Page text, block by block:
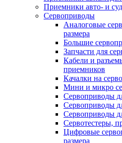
Приемники авто- и
Сервоприводы
Аналоговые
размера
Большие
Запчасти для
Кабели и
приемников
Качалки на
Мини и микро
Сервоприводы
Сервоприводы
Сервоприводы
Сервотестеры,
Цифровые
размера